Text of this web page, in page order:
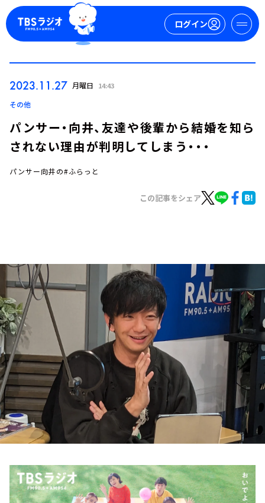
ログイン
お知らせ
イベント・グッズ
YouTube
会社情報
2023.11.27 月曜日 14:43
その他
パンサー・向井、友達や後輩から結婚を知ら
されない理由が判明してしまう・・・
パンサー向井の#ふらっと
この記事をシェア